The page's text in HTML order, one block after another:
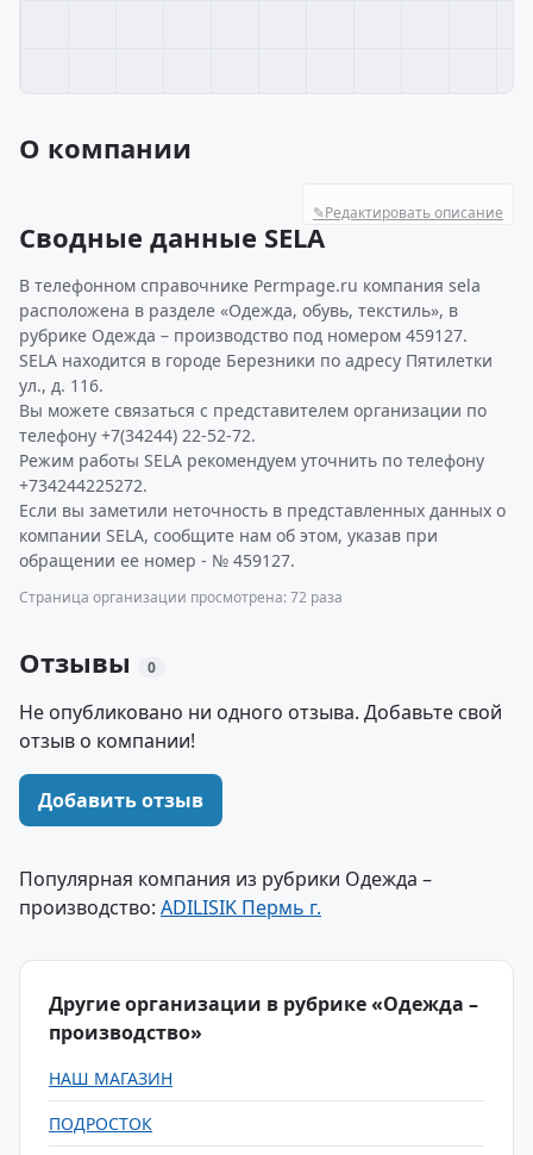
О компании
✎Редактировать описание
Сводные данные SELA
В телефонном справочнике Permpage.ru компания sela
расположена в разделе «Одежда, обувь, текстиль», в
рубрике Одежда – производство под номером 459127.
SELA находится в городе Березники по адресу Пятилетки
ул., д. 116.
Вы можете связаться с представителем организации по
телефону +7(34244) 22-52-72.
Режим работы SELA рекомендуем уточнить по телефону
+734244225272.
Если вы заметили неточность в представленных данных о
компании SELA, сообщите нам об этом, указав при
обращении ее номер - № 459127.
Страница организации просмотрена: 72 раза
Отзывы 0
Не опубликовано ни одного отзыва. Добавьте свой
отзыв о компании!
Добавить отзыв
Популярная компания из рубрики Одежда –
производство: ADILISIK Пермь г.
Другие организации в рубрике «Одежда –
производство»
НАШ МАГАЗИН
ПОДРОСТОК